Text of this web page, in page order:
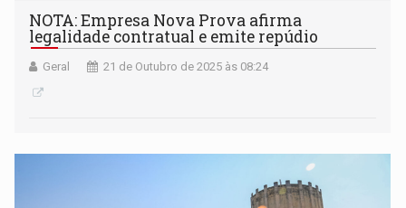
NOTA: Empresa Nova Prova afirma
legalidade contratual e emite repúdio
Geral 21 de Outubro de 2025 às 08:24